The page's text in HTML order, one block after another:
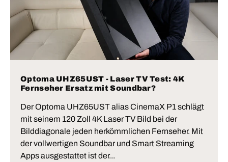
Optoma UHZ65UST - Laser TV Test: 4K
Fernseher Ersatz mit Soundbar?
Der Optoma UHZ65UST alias CinemaX P1 schlägt
mit seinem 120 Zoll 4K Laser TV Bild bei der
Bilddiagonale jeden herkömmlichen Fernseher. Mit
der vollwertigen Soundbar und Smart Streaming
Apps ausgestattet ist der...